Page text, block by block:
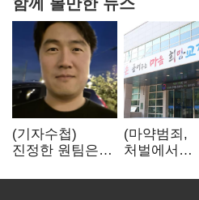
(기자수첩)
진정한 원팀은
때 완성
(마약범죄,
처벌에서
마약은 전